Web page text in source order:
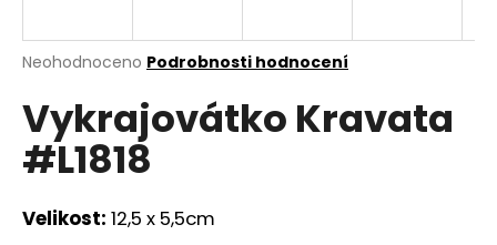
Průměrné
produktu
je
0,0
z
hvězdiček.
Neohodnoceno Podrobnosti hodnocení
Vykrajovátko Kravata
#L1818
Velikost: 12,5 x 5,5cm
j
t
?